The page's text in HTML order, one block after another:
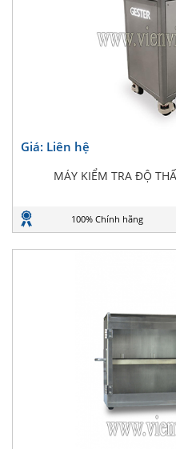
Giá: Liên hệ
MÁY KIỂM TRA ĐỘ
100% Chính hãng